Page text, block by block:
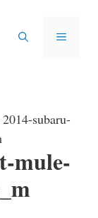
MENU
2014-subaru-
mule-